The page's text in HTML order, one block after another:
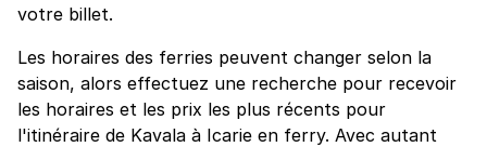
votre billet.
Les horaires des ferries peuvent changer selon la
saison, alors effectuez une recherche pour recevoir
les horaires et les prix les plus récents pour
l'itinéraire de Kavala à Icarie en ferry. Avec autant